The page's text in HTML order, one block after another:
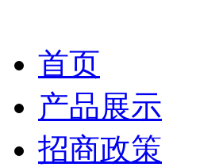
首页
产品展示
招商政策